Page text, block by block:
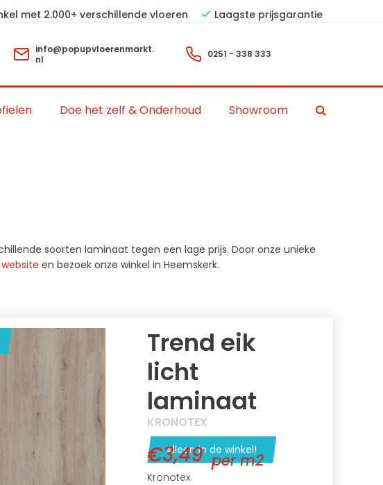
met 2.000+ verschillende vloeren Laagste prijsgarantie
info@popupvloerenmarkt.
nl
0251 - 338 333
Doe het zelf & Onderhoud Showroom
soorten laminaat tegen een lage prijs. Door onze unieke
website en bezoek onze winkel in Heemskerk.
Trend eik
licht
laminaat
KRONOTEX
Alleen in de winkel!
Kronotex
€3,49 per m2